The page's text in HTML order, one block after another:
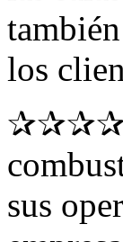
los
✰✰✰✰✰
sus